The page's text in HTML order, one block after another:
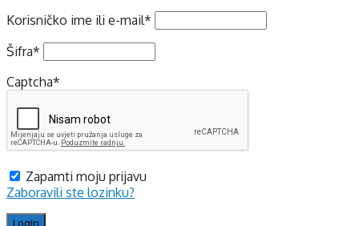
Korisničko ime ili e-mail*
Šifra*
Captcha*
Zapamti moju prijavu
Zaboravili ste lozinku?